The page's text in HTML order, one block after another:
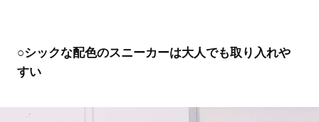
○シックな配色のスニーカーは大人でも取り入れや
すい